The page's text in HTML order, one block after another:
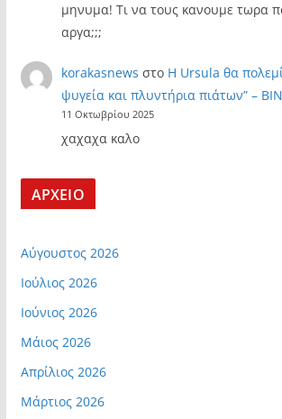
μηνυμα! Τι να τους κανουμε τωρα
αργα;;;
korakasnews στο Η Ursula θα
ψυγεία και πλυντήρια πιάτων” –
11 Οκτωβρίου 2025
χαχαχα καλο
ΑΡΧΕΙΟ
Αύγουστος 2026
Ιούλιος 2026
Ιούνιος 2026
Μάιος 2026
Απρίλιος 2026
Μάρτιος 2026